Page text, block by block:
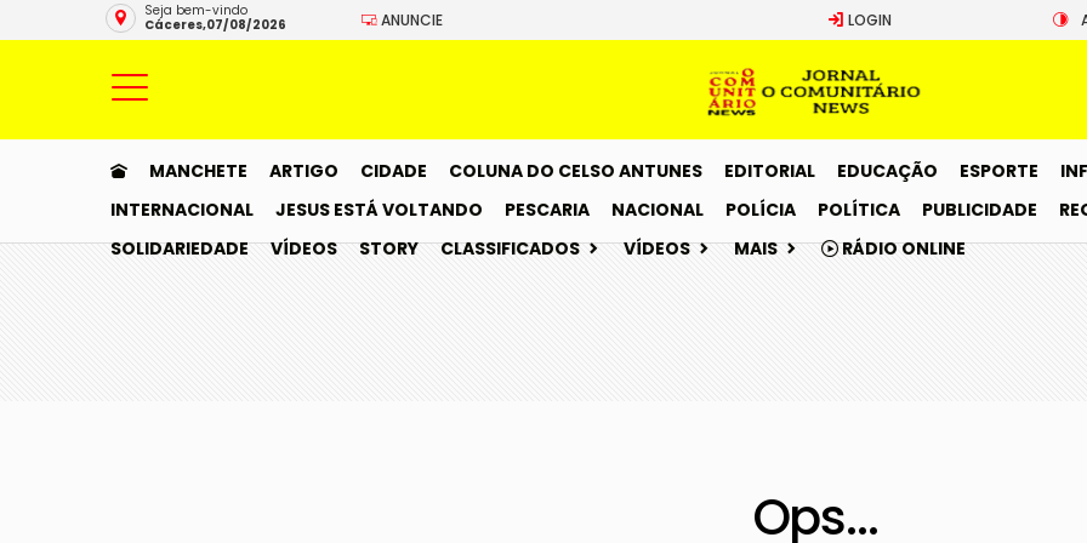
Seja bem-vindo
Cáceres,07/08/2026
ANUNCIE LOGIN
MANCHETE ARTIGO CIDADE COLUNA DO CELSO ANTUNES EDITORIAL EDUCAÇÃO ESPORTE
INTERNACIONAL
JESUS ESTÁ VOLTANDO PESCARIA NACIONAL POLÍCIA POLÍTICA PUBLICIDADE
SOLIDARIEDADE
VÍDEOS STORY CLASSIFICADOS VÍDEOS MAIS RÁDIO ONLINE
Ops...